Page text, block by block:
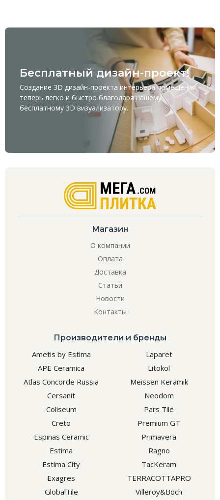
Бесплатный дизайн-проект!
Создание 3D дизайн-проекта интерьера помещения
теперь легко и быстро благодаря нашему
бесплатному 3D визуализатору.
Магазин
О компании
Оплата
Доставка
Статьи
Новости
Контакты
Производители и бренды
Ametis by Estima
APE Ceramica
Atlas Concorde Russia
Cersanit
Coliseum
Creto
Espinas Ceramic
Estima
Estima City
Exagres
GlobalTile
Laparet
Litokol
Meissen Keramik
Neodom
Pars Tile
Premium GT
Primavera
Ragno
TacKeram
TERRACOTTAPRO
Villeroy&Boch